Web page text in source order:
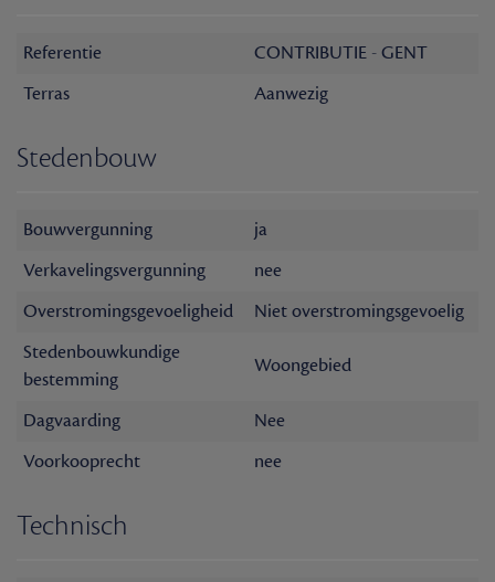
Referentie
CONTRIBUTIE - GENT
Terras
Aanwezig
Stedenbouw
Bouwvergunning
ja
Verkavelingsvergunning
nee
Overstromingsgevoeligheid
Niet overstromingsgevoelig
Stedenbouwkundige
bestemming
Woongebied
Dagvaarding
Nee
Voorkooprecht
nee
Technisch